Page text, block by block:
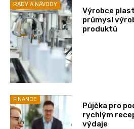
RADY A NÁVODY
Výrobce
průmysl
produktů
FINANCE
Půjčka pro
rychlým
výdaje